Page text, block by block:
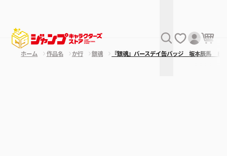
ホーム 作品名 か行 銀魂 『銀魂』バースデイ缶バッジ 坂本辰馬 Ｂ